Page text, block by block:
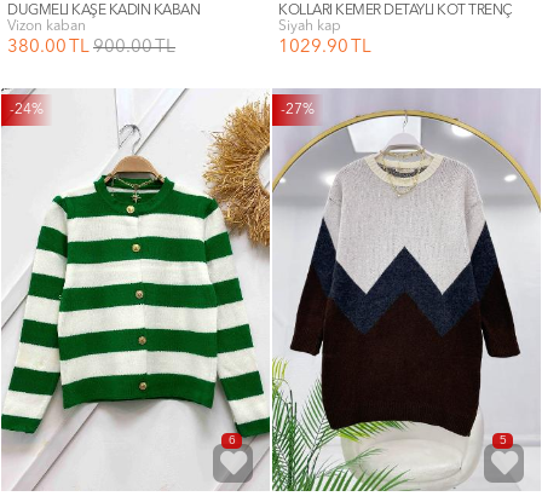
DÜĞMELİ KAŞE KADIN KABAN
vizon kaban
380.00 TL 900.00TL
KOLLARI KEMER DETAYLI KOT TRENÇ
siyah kap
1029.90 TL
-24%
6
-27%
5